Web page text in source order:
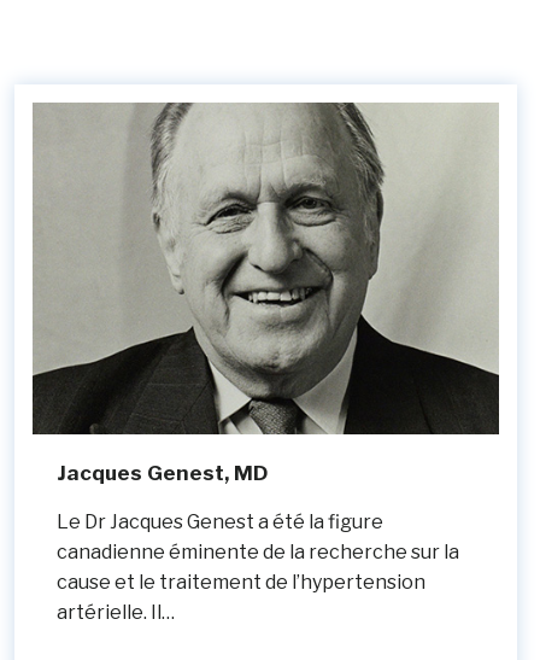
Jacques Genest, MD
Le Dr Jacques Genest a été la figure
canadienne éminente de la recherche sur la
cause et le traitement de l’hypertension
artérielle. Il…